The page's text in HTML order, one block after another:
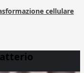
cellulare